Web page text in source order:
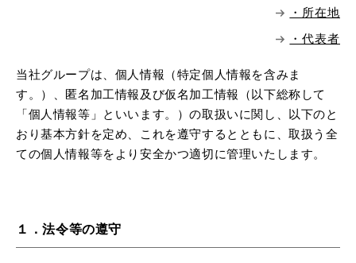
・所在地
・代表者
当社グループは、個人情報（特定個人情報を含みま
す。）、匿名加工情報及び仮名加工情報（以下総称して
「個人情報等」といいます。）の取扱いに関し、以下のと
おり基本方針を定め、これを遵守するとともに、取扱う全
ての個人情報等をより安全かつ適切に管理いたします。
１．法令等の遵守